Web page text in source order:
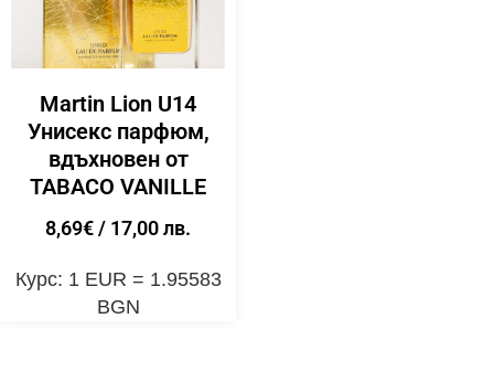
Martin Lion U14
Унисекс парфюм,
вдъхновен от
TABACO VANILLE
8,69€/ 17,00 лв.
Курс: 1 EUR = 1.95583
BGN